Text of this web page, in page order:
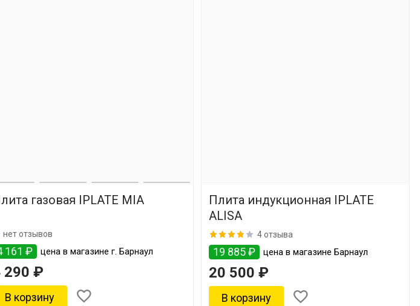
газовая IPLATE MIA
нет отзывов
161 ₽ цена в магазине г. Барнаул
290 ₽
Плита индукционная IPLATE
ALISA
4 отзыва
19 885 ₽ цена в магазине Барнаул
20 500 ₽